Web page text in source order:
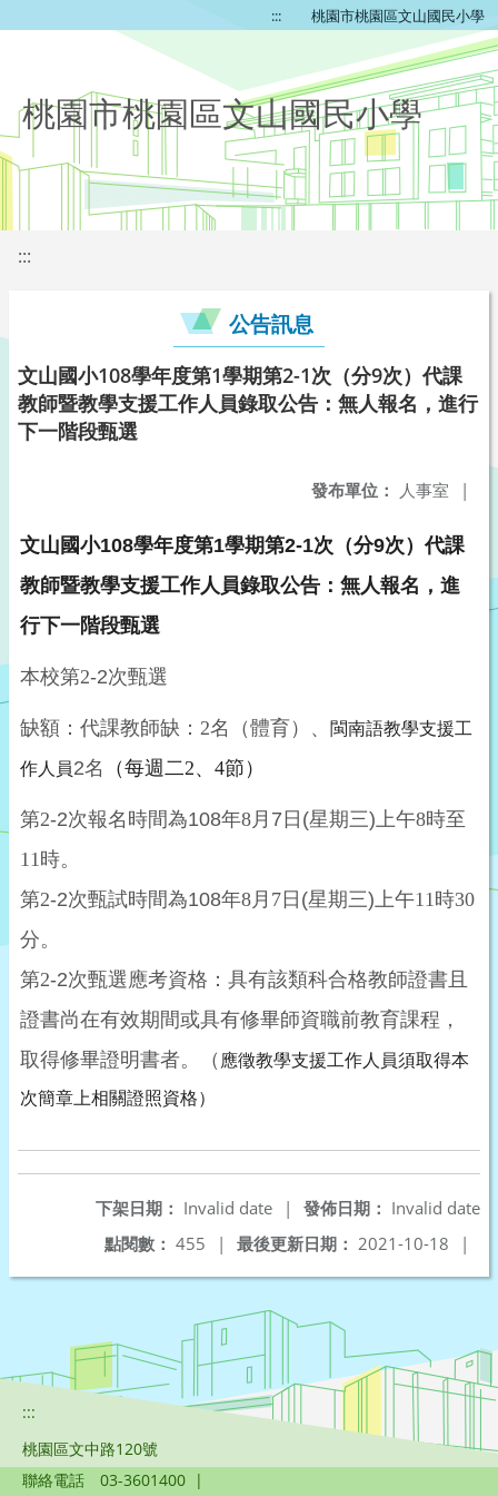
::: 桃園市桃園區文山國民小學
桃園市桃園區文山國民小學
:::
公告訊息
文山國小108學年度第1學期第2-1次（分9次）代課
教師暨教學支援工作人員錄取公告：無人報名，進行
下一階段甄選
發布單位： 人事室 |
文山國小108學年度第1學期第2-1次（分9次）代課
教師暨教學支援工作人員錄取公告：無人報名，進
行下一階段甄選
本校第2-2次甄選
缺額：代課教師缺： 2名（體育）、 閩南語教學支援工
作人員2名 （每週二2、 4節）
第2-2次報名時間為108年8月 7 日 (星期三)上午8時至
11時。
第2-2次甄試時間為108年8月 7 日 (星期三)上午11時30
分。
第2-2次甄選應考資格：具有該類科合格教師證書且
證書尚在有效期間或具有修畢師資職前教育課程，
取得修畢證明書者。（ 應徵教學支援工作人員須取得本
次簡章上相關證照資格）
發佈日期： Invalid date
下架日期： Invalid date
|
最後更新日期： 2021-10-18 |
點閱數： 455 |
:::
桃園區文中路120號
聯絡電話
03-3601400 |